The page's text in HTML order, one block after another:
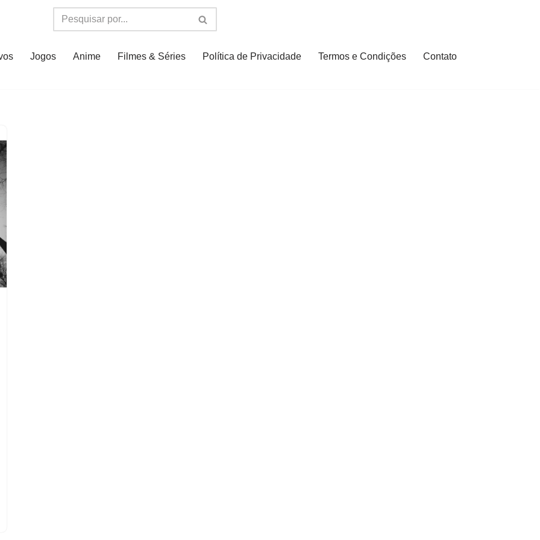
Jogos Anime Filmes & Séries Política de Privacidade Termos e Condições
Contato